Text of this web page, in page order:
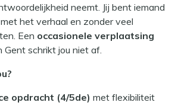
neemt. Jij bent iemand
het verhaal en zonder veel
Een occasionele verplaatsing
Gent schrikt jou niet af.
opdracht (4/5de) met flexibiliteit